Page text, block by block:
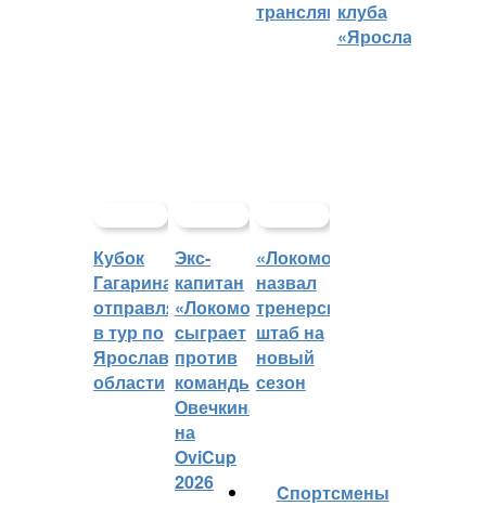
трансляцийклуба
«Ярославич»
Кубок
Гагарина
отправляется
в тур по
Ярославской
области
Экс-
капитан
«Локомотива»
сыграет
против
команды
Овечкина
на
OviCup
2026
«Локомотив»
назвал
тренерский
штаб на
новый
сезон
Cпортсмены